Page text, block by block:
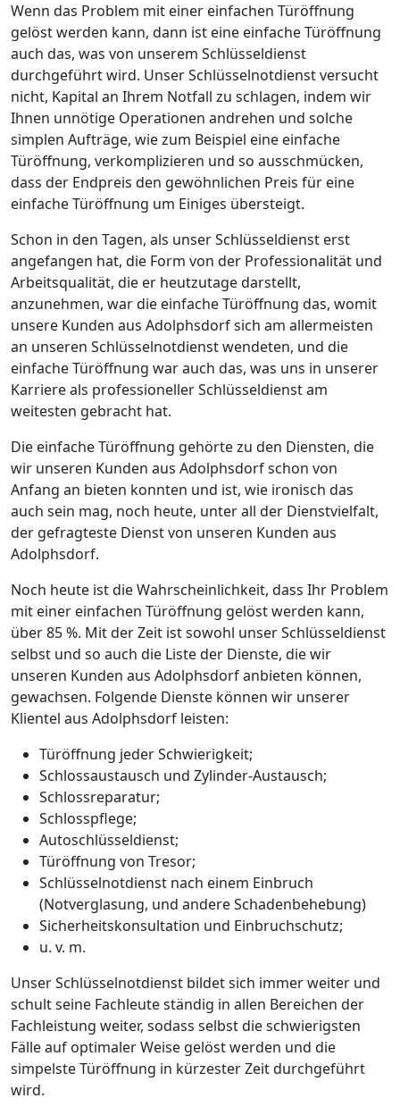
Wenn das Problem mit einer einfachen Türöffnung
gelöst werden kann, dann ist eine einfache Türöffnung
auch das, was von unserem Schlüsseldienst
durchgeführt wird. Unser Schlüsselnotdienst versucht
nicht, Kapital an Ihrem Notfall zu schlagen, indem wir
Ihnen unnötige Operationen andrehen und solche
simplen Aufträge, wie zum Beispiel eine einfache
Türöffnung, verkomplizieren und so ausschmücken,
dass der Endpreis den gewöhnlichen Preis für eine
einfache Türöffnung um Einiges übersteigt.
Schon in den Tagen, als unser Schlüsseldienst erst
angefangen hat, die Form von der Professionalität und
Arbeitsqualität, die er heutzutage darstellt,
anzunehmen, war die einfache Türöffnung das, womit
unsere Kunden aus Adolphsdorf sich am allermeisten
an unseren Schlüsselnotdienst wendeten, und die
einfache Türöffnung war auch das, was uns in unserer
Karriere als professioneller Schlüsseldienst am
weitesten gebracht hat.
Die einfache Türöffnung gehörte zu den Diensten, die
wir unseren Kunden aus Adolphsdorf schon von
Anfang an bieten konnten und ist, wie ironisch das
auch sein mag, noch heute, unter all der Dienstvielfalt,
der gefragteste Dienst von unseren Kunden aus
Adolphsdorf.
Noch heute ist die Wahrscheinlichkeit, dass Ihr Problem
mit einer einfachen Türöffnung gelöst werden kann,
über 85 %. Mit der Zeit ist sowohl unser Schlüsseldienst
selbst und so auch die Liste der Dienste, die wir
unseren Kunden aus Adolphsdorf anbieten können,
gewachsen. Folgende Dienste können wir unserer
Klientel aus Adolphsdorf leisten:
Türöffnung jeder Schwierigkeit;
Schlossaustausch und Zylinder-Austausch;
Schlossreparatur;
Schlosspflege;
Autoschlüsseldienst;
Türöffnung von Tresor;
Schlüsselnotdienst nach einem Einbruch
(Notverglasung, und andere Schadenbehebung)
Sicherheitskonsultation und Einbruchschutz;
u. v. m.
Unser Schlüsselnotdienst bildet sich immer weiter und
schult seine Fachleute ständig in allen Bereichen der
Fachleistung weiter, sodass selbst die schwierigsten
Fälle auf optimaler Weise gelöst werden und die
simpelste Türöffnung in kürzester Zeit durchgeführt
wird.